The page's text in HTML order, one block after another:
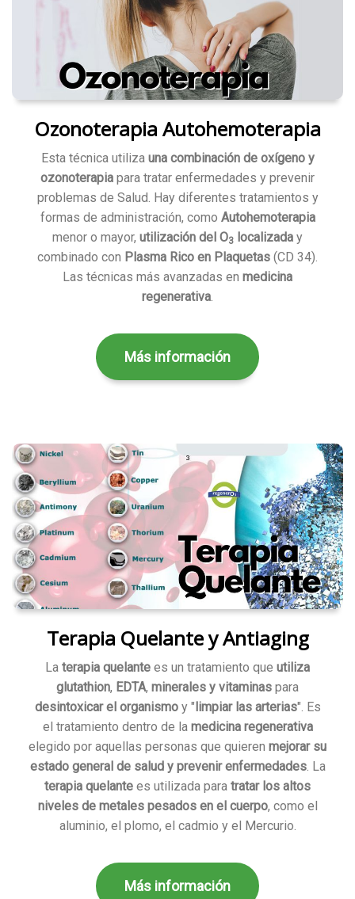
Ozonoterapia Autohemoterapia
Esta técnica utiliza una combinación de oxígeno y
ozonoterapia para tratar enfermedades y prevenir
problemas de Salud. Hay diferentes tratamientos y
formas de administración, como Autohemoterapia
menor o mayor, utilización del O3 localizada y
combinado con Plasma Rico en Plaquetas (CD 34).
Las técnicas más avanzadas en medicina
regenerativa.
Más información
Terapia Quelante y Antiaging
La terapia quelante es un tratamiento que utiliza
glutathion, EDTA, minerales y vitaminas para
desintoxicar el organismoy " limpiar las arterias". Es
el tratamiento dentro de la medicina regenerativa
elegido por aquellas personas que quieren mejorar su
estado general de salud y prevenir enfermedades. La
terapia quelante es utilizada para tratar los altos
niveles de metales pesados en el cuerpo, como el
aluminio, el plomo, el cadmio y el Mercurio.
Más información